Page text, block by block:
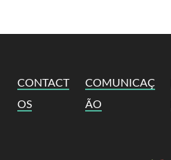
CONTACT
OS
COMUNICAÇ
ÃO